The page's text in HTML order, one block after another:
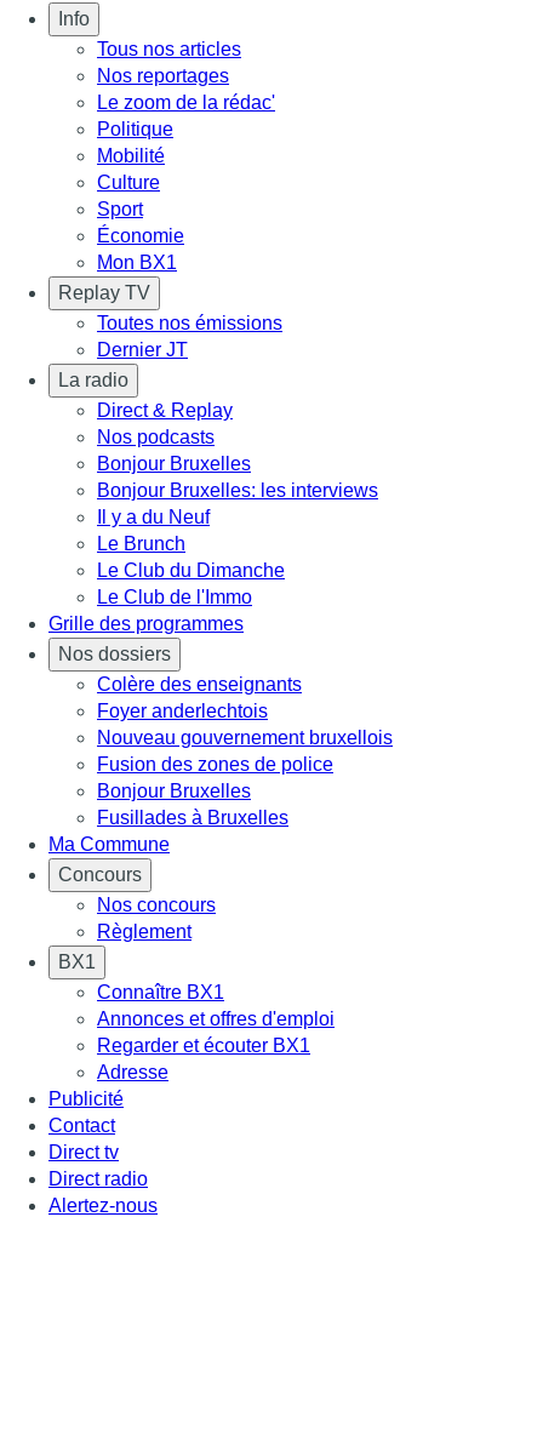
Info
Tous nos articles
Nos reportages
Le zoom de la rédac'
Politique
Mobilité
Culture
Sport
Économie
Mon BX1
Replay TV
Toutes nos émissions
Dernier JT
La radio
Direct & Replay
Nos podcasts
Bonjour Bruxelles
Bonjour Bruxelles: les interviews
Il y a du Neuf
Le Brunch
Le Club du Dimanche
Le Club de l'Immo
Grille des programmes
Nos dossiers
Colère des enseignants
Foyer anderlechtois
Nouveau gouvernement bruxellois
Fusion des zones de police
Bonjour Bruxelles
Fusillades à Bruxelles
Ma Commune
Concours
Nos concours
Règlement
BX1
Connaître BX1
Annonces et offres d'emploi
Regarder et écouter BX1
Adresse
Publicité
Contact
Direct tv
Direct radio
Alertez-nous